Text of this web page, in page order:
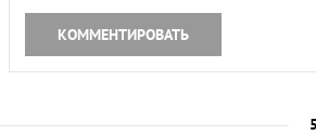
КОММЕНТИРОВАТЬ